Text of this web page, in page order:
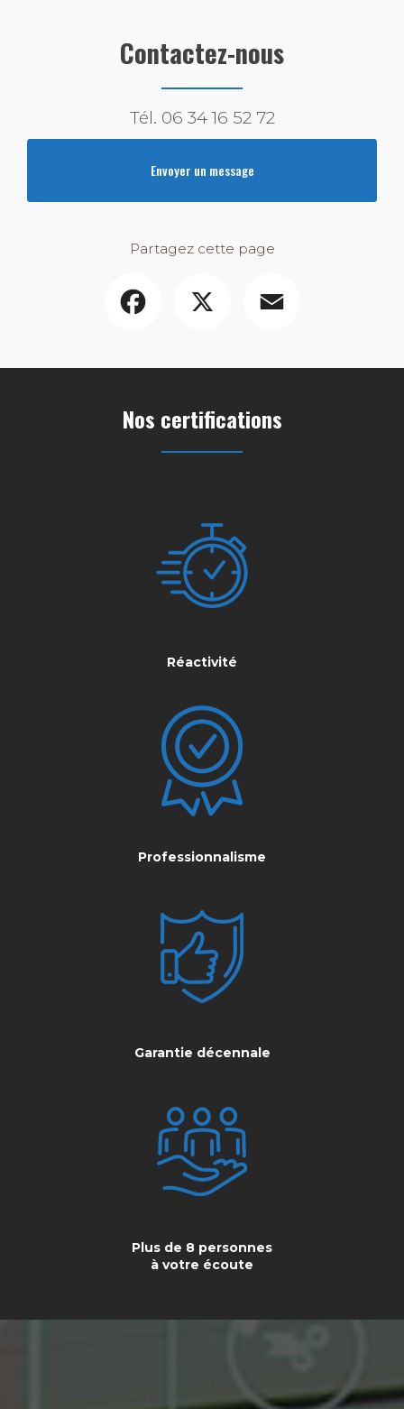
Contactez-nous
Tél. 06 34 16 52 72
Envoyer un message
Partagez cette page
Nos certifications
Réactivité
Professionnalisme
Garantie décennale
Plus de 8 personnes
à votre écoute